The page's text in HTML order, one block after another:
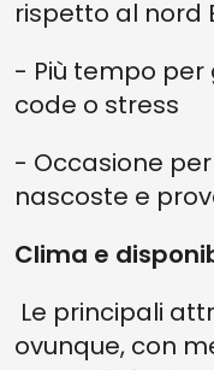
rispetto al nord
- Più tempo per
code o stress
- Occasione
nascoste e
Clima e
Le principali
ovunque, con